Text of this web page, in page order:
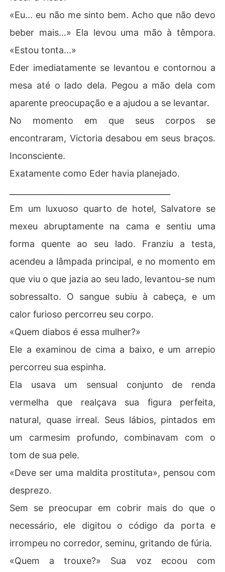
«Eu... eu não me sinto bem. Acho que não devo
beber mais...» Ela levou uma mão à têmpora.
«Estou tonta...»
Eder imediatamente se levantou e contornou a
mesa até o lado dela. Pegou a mão dela com
aparente preocupação e a ajudou a se levantar.
No momento em que seus corpos se
encontraram, Victoria desabou em seus braços.
Inconsciente.
Exatamente como Eder havia planejado.
Em um luxuoso quarto de hotel, Salvatore se
mexeu abruptamente na cama e sentiu uma
forma quente ao seu lado. Franziu a testa,
acendeu a lâmpada principal, e no momento em
que viu o que jazia ao seu lado, levantou-se num
sobressalto. O sangue subiu à cabeça, e um
calor furioso percorreu seu corpo.
«Quem diabos é essa mulher?»
Ele a examinou de cima a baixo, e um arrepio
percorreu sua espinha.
Ela usava um sensual conjunto de renda
vermelha que realçava sua figura perfeita,
natural, quase irreal. Seus lábios, pintados em
um carmesim profundo, combinavam com o
tom de sua pele.
«Deve ser uma maldita prostituta», pensou com
desprezo.
Sem se preocupar em cobrir mais do que o
necessário, ele digitou o código da porta e
irrompeu no corredor, seminu, gritando de fúria.
«Quem a trouxe?» Sua voz ecoou com